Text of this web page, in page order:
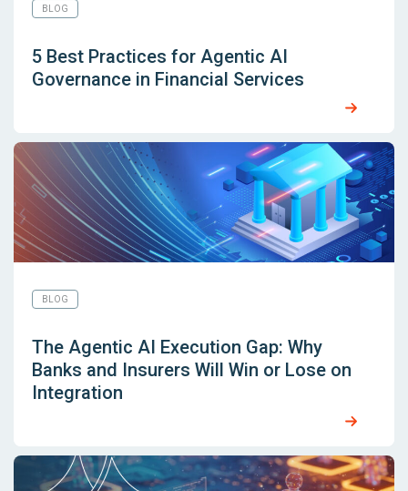
BLOG
5 Best Practices for Agentic AI
Governance in Financial Services
BLOG
The Agentic AI Execution Gap: Why
Banks and Insurers Will Win or Lose on
Integration